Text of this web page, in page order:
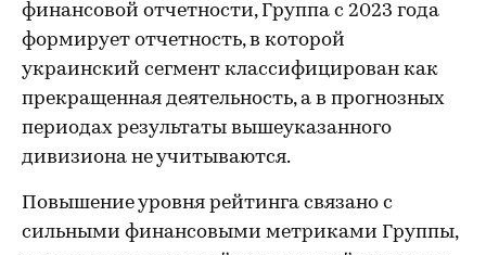
финансовой отчетности, Группа с 2023 года
формирует отчетность, в которой
украинский сегмент классифицирован как
прекращенная деятельность, а в прогнозных
периодах результаты вышеуказанного
дивизиона не учитываются.
Повышение уровня рейтинга связано с
сильными финансовыми метриками Группы,